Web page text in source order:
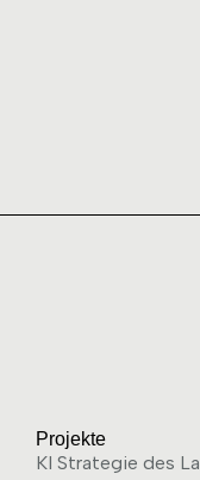
Projekte
KI Strategie des